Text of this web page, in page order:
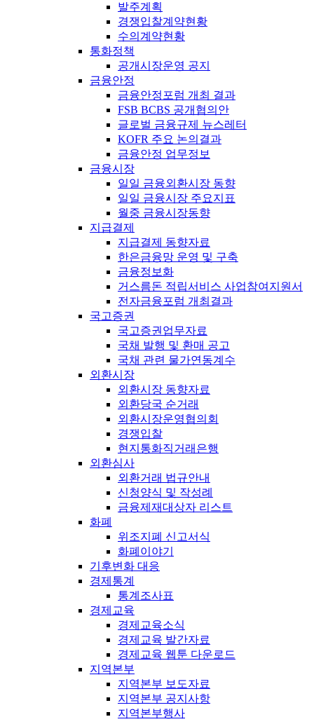
발주계획
경쟁입찰계약현황
수의계약현황
통화정책
공개시장운영 공지
금융안정
금융안정포럼 개최 결과
FSB BCBS 공개협의안
글로벌 금융규제 뉴스레터
KOFR 주요 논의결과
금융안정 업무정보
금융시장
일일 금융외환시장 동향
일일 금융시장 주요지표
월중 금융시장동향
지급결제
지급결제 동향자료
한은금융망 운영 및 구축
금융정보화
거스름돈 적립서비스 사업참여지원서
전자금융포럼 개최결과
국고증권
국고증권업무자료
국채 발행 및 환매 공고
국채 관련 물가연동계수
외환시장
외환시장 동향자료
외환당국 순거래
외환시장운영협의회
경쟁입찰
현지통화직거래은행
외환심사
외환거래 법규안내
신청양식 및 작성례
금융제재대상자 리스트
화폐
위조지폐 신고서식
화폐이야기
기후변화 대응
경제통계
통계조사표
경제교육
경제교육소식
경제교육 발간자료
경제교육 웹툰 다운로드
지역본부
지역본부 보도자료
지역본부 공지사항
지역본부행사